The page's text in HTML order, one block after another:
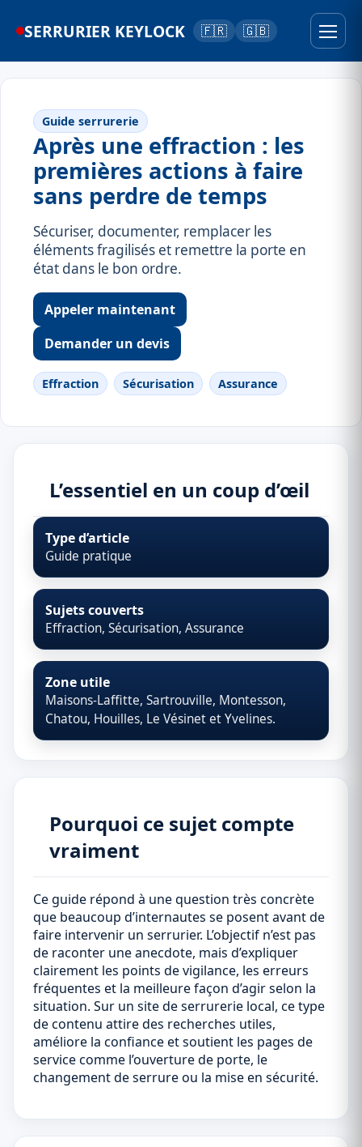
SERRURIER KEYLOCK 🇫🇷 🇬🇧
Guide serrurerie
Après une effraction : les
premières actions à faire
sans perdre de temps
Sécuriser, documenter, remplacer les
éléments fragilisés et remettre la porte en
état dans le bon ordre.
Appeler maintenant
Demander un devis
Effraction Sécurisation Assurance
L’essentiel en un coup d’œil
Type d’article
Guide pratique
Sujets couverts
Effraction, Sécurisation, Assurance
Zone utile
Maisons-Laffitte, Sartrouville, Montesson,
Chatou, Houilles, Le Vésinet et Yvelines.
Pourquoi ce sujet compte
vraiment
Ce guide répond à une question très concrète
que beaucoup d’internautes se posent avant de
faire intervenir un serrurier. L’objectif n’est pas
de raconter une anecdote, mais d’expliquer
clairement les points de vigilance, les erreurs
fréquentes et la meilleure façon d’agir selon la
situation. Sur un site de serrurerie local, ce type
de contenu attire des recherches utiles,
améliore la confiance et soutient les pages de
service comme l’ouverture de porte, le
changement de serrure ou la mise en sécurité.